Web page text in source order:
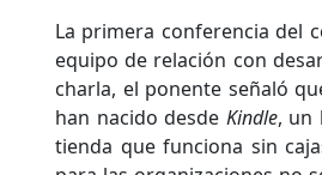
La primera conferencia del
equipo de relación con
charla, el ponente señaló
han nacido desde Kindle, un
tienda que funciona sin